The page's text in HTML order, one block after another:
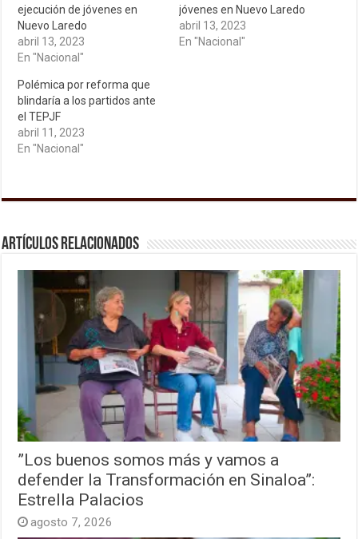
ejecución de jóvenes en
Nuevo Laredo
abril 13, 2023
En "Nacional"
jóvenes en Nuevo Laredo
abril 13, 2023
En "Nacional"
Polémica por reforma que
blindaría a los partidos ante
el TEPJF
abril 11, 2023
En "Nacional"
Artículos relacionados
”Los buenos somos más y vamos a
defender la Transformación en Sinaloa”:
Estrella Palacios
agosto 7, 2026